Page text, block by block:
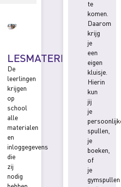
LESMATERIAAL
De
leerlingen
krijgen
op
school
alle
materialen
en
inloggegevens
die
zij
nodig
te
komen.
Daarom
krijg
je
een
eigen
kluisje.
Hierin
kun
jij
je
spullen,
je
boeken,
of
je
gymspullen